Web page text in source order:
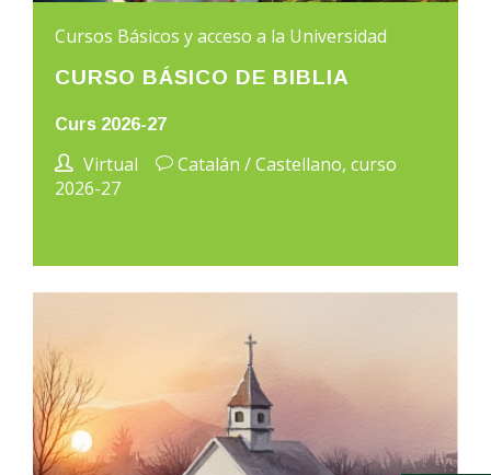
Cursos Básicos y acceso a la Universidad
CURSO BÁSICO DE BIBLIA
Curs 2026-27
Virtual
Catalán / Castellano, curso
2026-27